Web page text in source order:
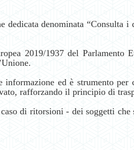
dedicata denominata “Consulta i
2019/1937 del Parlamento
ed è strumento per
rafforzando il principio di
di ritorsioni - dei soggetti che